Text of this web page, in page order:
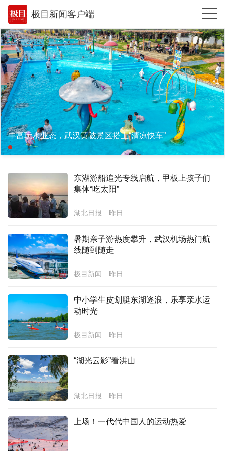
极目新闻客户端
推荐
体育
观点
时政
湖北
武汉
环球
专题
经济
城建
健康
悠游
汽车
房产
创意
丰富玩水业态，武汉黄陂景区搭上“清凉快车”
东湖游船追光专线启航，甲板上孩子们
集体“吃太阳”
湖北日报 昨日
暑期亲子游热度攀升，武汉机场热门航
线随到随走
极目新闻 昨日
中小学生皮划艇东湖逐浪，乐享亲水运
动时光
极目新闻 昨日
“湖光云影”看洪山
湖北日报 昨日
上场！一代代中国人的运动热爱